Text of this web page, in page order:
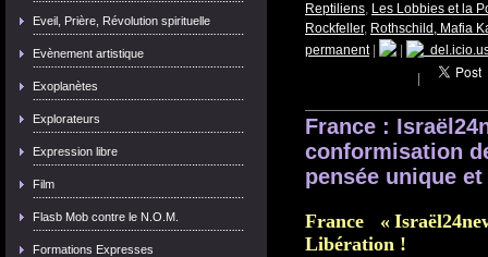
Eveil, Prière, Révolution spirituelle
Evènement artistique
Exoplanètes
Explorateurs
Expression libre
Film
Flasb Mob contre le N.O.M.
Formations Expresses
Reptiliens, Les Lobbies et la
Rockfeller, Rothschild, Mafia
permanent|
France :
conformisation
pensée unique
France «
Libération !